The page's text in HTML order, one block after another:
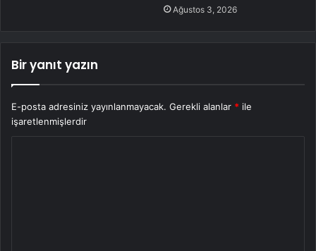
Ağustos 3, 2026
Bir yanıt yazın
E-posta adresiniz yayınlanmayacak. Gerekli alanlar * ile
işaretlenmişlerdir